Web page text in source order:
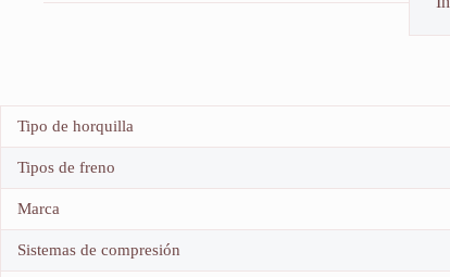
Tipo de horquilla
Tipos de freno
Marca
Sistemas de compresión